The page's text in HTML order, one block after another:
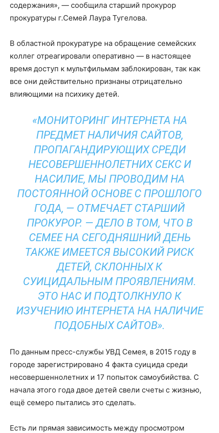
содержания», — сообщила старший прокурор
прокуратуры г.Семей Лаура Тугелова.
В областной прокуратуре на обращение семейских
коллег отреагировали оперативно — в настоящее
время доступ к мультфильмам заблокирован, так как
все они действительно признаны отрицательно
влияющими на психику детей.
«МОНИТОРИНГ ИНТЕРНЕТА НА
ПРЕДМЕТ НАЛИЧИЯ САЙТОВ,
ПРОПАГАНДИРУЮЩИХ СРЕДИ
НЕСОВЕРШЕННОЛЕТНИХ СЕКС И
НАСИЛИЕ, МЫ ПРОВОДИМ НА
ПОСТОЯННОЙ ОСНОВЕ С ПРОШЛОГО
ГОДА, — ОТМЕЧАЕТ СТАРШИЙ
ПРОКУРОР. — ДЕЛО В ТОМ, ЧТО В
СЕМЕЕ НА СЕГОДНЯШНИЙ ДЕНЬ
ТАКЖЕ ИМЕЕТСЯ ВЫСОКИЙ РИСК
ДЕТЕЙ, СКЛОННЫХ К
СУИЦИДАЛЬНЫМ ПРОЯВЛЕНИЯМ.
ЭТО НАС И ПОДТОЛКНУЛО К
ИЗУЧЕНИЮ ИНТЕРНЕТА НА НАЛИЧИЕ
ПОДОБНЫХ САЙТОВ».
По данным пресс-службы УВД Семея, в 2015 году в
городе зарегистрировано 4 факта суицида среди
несовершеннолетних и 17 попыток самоубийства. С
начала этого года двое детей свели счеты с жизнью,
ещё семеро пытались это сделать.
Есть ли прямая зависимость между просмотром